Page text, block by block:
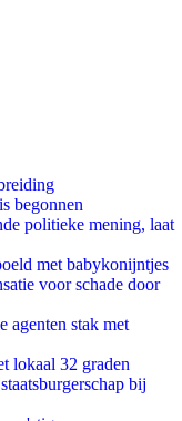
begonnen
politieke mening, laat
met babykonijntjes
voor schade door
agenten stak met
lokaal 32 graden
bij